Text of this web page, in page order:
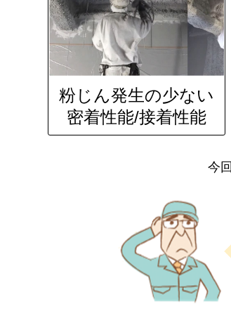
粉じん発生の少ない
密着性能/接着性能
今